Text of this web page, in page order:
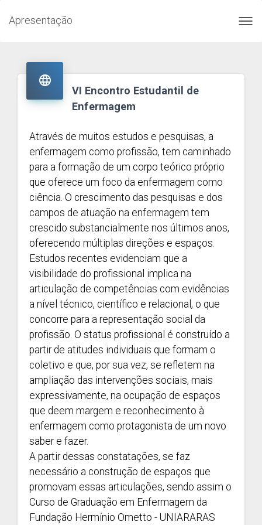
Apresentação

VI Encontro Estudantil de
Enfermagem
Através de muitos estudos e pesquisas, a
enfermagem como profissão, tem caminhado
para a formação de um corpo teórico próprio
que oferece um foco da enfermagem como
ciência. O crescimento das pesquisas e dos
campos de atuação na enfermagem tem
crescido substancialmente nos últimos anos,
oferecendo múltiplas direções e espaços.
Estudos recentes evidenciam que a
visibilidade do profissional implica na
articulação de competências com evidências
a nível técnico, científico e relacional, o que
concorre para a representação social da
profissão. O status profissional é construído a
partir de atitudes individuais que formam o
coletivo e que, por sua vez, se refletem na
ampliação das intervenções sociais, mais
expressivamente, na ocupação de espaços
que deem margem e reconhecimento à
enfermagem como protagonista de um novo
saber e fazer.
A partir dessas constatações, se faz
necessário a construção de espaços que
promovam essas articulações, sendo assim o
Curso de Graduação em Enfermagem da
Fundação Hermínio Ometto - UNIARARAS